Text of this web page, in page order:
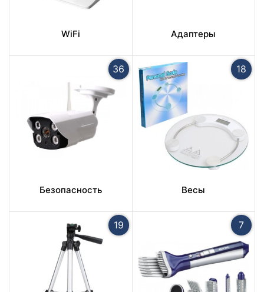
WiFi Адаптеры
36
Безопасность
18
Весы
19 7